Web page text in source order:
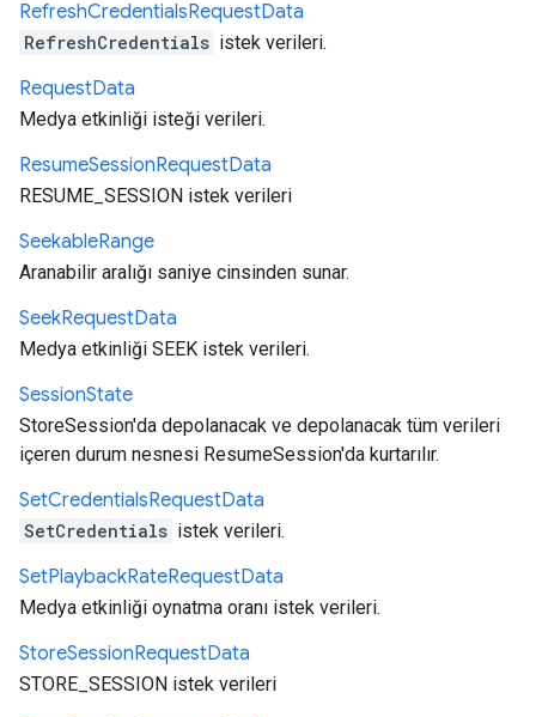
RefreshCredentialsRequestData
RefreshCredentials istek verileri.
RequestData
Medya etkinliği isteği verileri.
ResumeSessionRequestData
RESUME_SESSION istek verileri
SeekableRange
Aranabilir aralığı saniye cinsinden sunar.
SeekRequestData
Medya etkinliği SEEK istek verileri.
SessionState
StoreSession'da depolanacak ve depolanacak tüm verileri
içeren durum nesnesi ResumeSession'da kurtarılır.
SetCredentialsRequestData
SetCredentials istek verileri.
SetPlaybackRateRequestData
Medya etkinliği oynatma oranı istek verileri.
StoreSessionRequestData
STORE_SESSION istek verileri